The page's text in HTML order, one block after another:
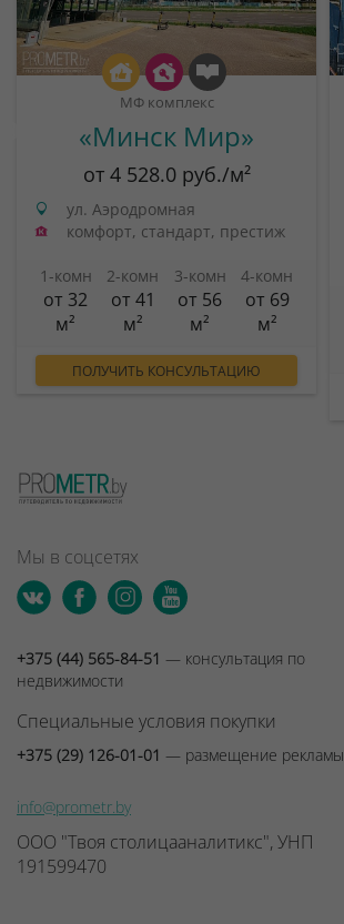
МФ комплекс
«Минск Мир»
от 4 528.0 руб./м²
ул. Аэродромная
комфорт, стандарт, престиж
1-комн
от 32
м²
2-комн
от 41
м²
3-комн
от 56
м²
4-комн
от 69
м²
ПОЛУЧИТЬ КОНСУЛЬТАЦИЮ
Мы в соцсетях
+375 (44) 565-84-51 — консультация по
недвижимости
Специальные условия покупки
+375 (29) 126-01-01 — размещение рекламы
info@prometr.by
ООО "Твоя столицааналитикс", УНП
191599470